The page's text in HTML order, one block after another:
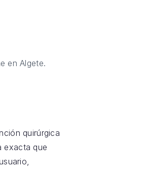
en Algete.
quirúrgica
exacta que